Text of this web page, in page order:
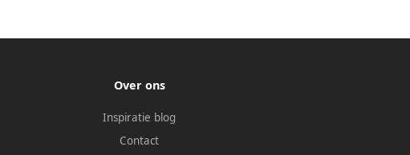
Over ons
Inspiratie blog
Contact